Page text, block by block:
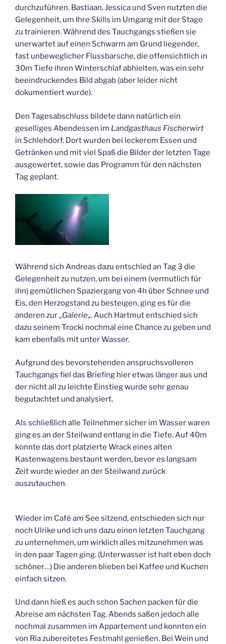
durchzuführen. Bastiaan, Jessica und Sven nutzten die
Gelegenheit, um Ihre Skills im Umgang mit der Stage
zu trainieren. Während des Tauchgangs stießen sie
unerwartet auf einen Schwarm am Grund liegender,
fast unbeweglicher Flussbarsche, die offensichtlich in
30m Tiefe ihren Winterschlaf abhielten, was ein sehr
beeindruckendes Bild abgab (aber leider nicht
dokumentiert wurde).
Den Tagesabschluss bildete dann natürlich ein
geselliges Abendessen im Landgasthaus Fischerwirt
in Schlehdorf. Dort wurden bei leckerem Essen und
Getränken und mit viel Spaß die Bilder der letzten Tage
ausgewertet, sowie das Programm für den nächsten
Tag geplant.
Während sich Andreas dazu entschied an Tag 3 die
Gelegenheit zu nutzen, um bei einem (vermutlich für
ihn) gemütlichen Spaziergang von 4h über Schnee und
Eis, den Herzogstand zu besteigen, ging es für die
anderen zur „Galerie„. Auch Hartmut entschied sich
dazu seinem Trocki nochmal eine Chance zu geben und
kam ebenfalls mit unter Wasser.
Aufgrund des bevorstehenden anspruchsvolleren
Tauchgangs fiel das Briefing hier etwas länger aus und
der nicht all zu leichte Einstieg wurde sehr genau
begutachtet und analysiert.
Als schließlich alle Teilnehmer sicher im Wasser waren
ging es an der Steilwand entlang in die Tiefe. Auf 40m
konnte das dort platzierte Wrack eines alten
Kastenwagens bestaunt werden, bevor es langsam
Zeit wurde wieder an der Steilwand zurück
auszutauchen.
Wieder im Café am See sitzend, entschieden sich nur
noch Ulrike und ich uns dazu einen letzten Tauchgang
zu unternehmen, um wirklich alles mitzunehmen was
in den paar Tagen ging. (Unterwasser ist halt eben doch
schöner…) Die anderen blieben bei Kaffee und Kuchen
einfach sitzen.
Und dann hieß es auch schon Sachen packen für die
Abreise am nächsten Tag. Abends saßen jedoch alle
nochmal zusammen im Appartement und konnten ein
von Ria zubereitetes Festmahl genießen. Bei Wein und